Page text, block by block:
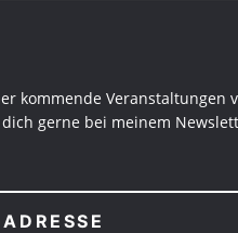
kommende Veranstaltungen
gerne bei meinem